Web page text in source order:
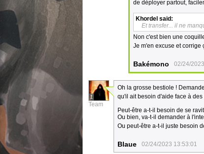
de déployer partout,
Khordel said:
Et transfer... il ne
Non c'est bien une
Je m'en excuse et corrige
Bakémono 02/24/
1
Team
Oh la grosse bestiole !
qu'il ait besoin d'aide face à
Peut-être a-t-il besoin de se
Ou bien, va-t-il demander à
Ou peut-être a-t-il juste besoin
Blaue 02/24/2023 13:53:01